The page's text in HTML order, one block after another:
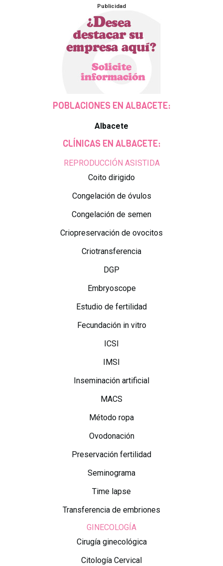
Publicidad
POBLACIONES EN ALBACETE:
Albacete
CLÍNICAS EN ALBACETE:
REPRODUCCIÓN ASISTIDA
Coito dirigido
Congelación de óvulos
Congelación de semen
Criopreservación de ovocitos
Criotransferencia
DGP
Embryoscope
Estudio de fertilidad
Fecundación in vitro
ICSI
IMSI
Inseminación artificial
MACS
Método ropa
Ovodonación
Preservación fertilidad
Seminograma
Time lapse
Transferencia de embriones
GINECOLOGÍA
Cirugía ginecológica
Citología Cervical